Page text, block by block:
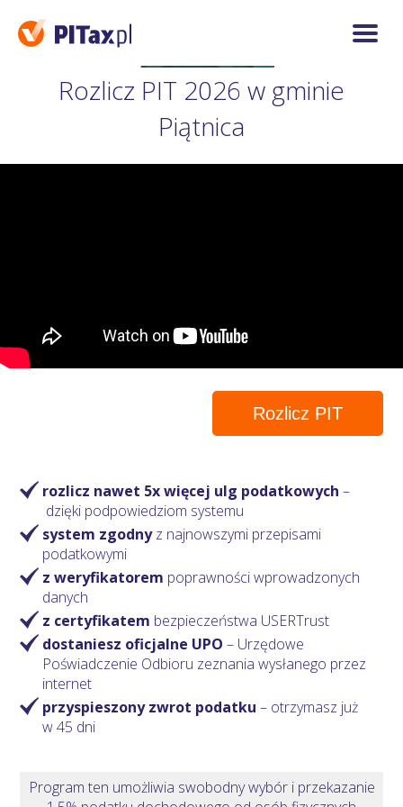
Rozlicz PIT 2026 w gminie
Piątnica
Rozlicz PIT
rozlicz nawet 5x więcej ulg podatkowych–
dzięki podpowiedziom systemu
system zgodnyz najnowszymi przepisami
podatkowymi
z weryfikatorem poprawności wprowadzonych
danych
z certyfikatem bezpieczeństwa USERTrust
dostaniesz oficjalne UPO – Urzędowe
Poświadczenie Odbioru zeznania wysłanego przez
internet
przyspieszony zwrot podatku – otrzymasz już
w 45 dni
Program ten umożliwia swobodny wybór i przekazanie